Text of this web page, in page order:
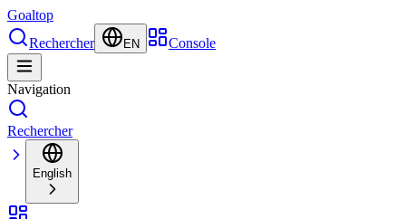
Goaltop
Rechercher
EN Console
Navigation
Rechercher
English